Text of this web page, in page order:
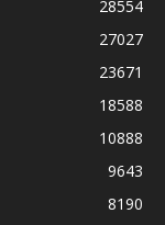
28554
27027
23671
18588
10888
9643
8190